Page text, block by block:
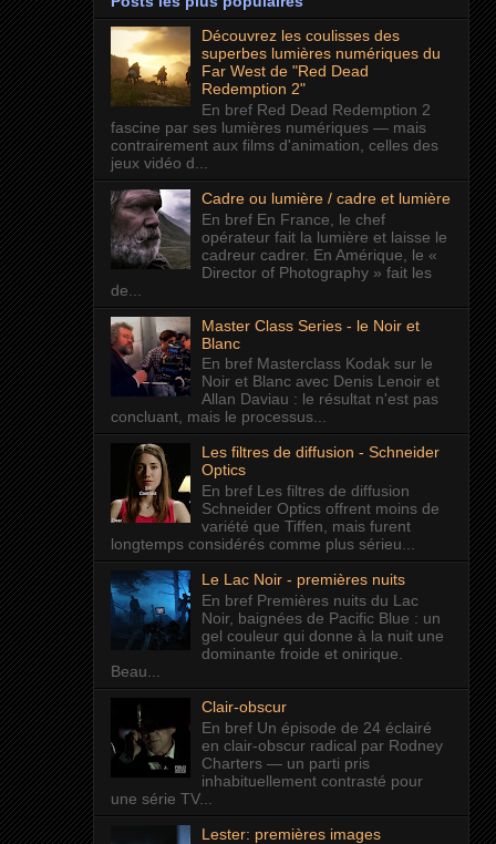
Découvrez les coulisses des
superbes lumières numériques du
Far West de "Red Dead
Redemption 2"
En bref Red Dead Redemption 2
fascine par ses lumières numériques — mais
contrairement aux films d'animation, celles des
jeux vidéo d...
Cadre ou lumière / cadre et lumière
En bref En France, le chef
opérateur fait la lumière et laisse le
cadreur cadrer. En Amérique, le «
Director of Photography » fait les
de...
Master Class Series - le Noir et
Blanc
En bref Masterclass Kodak sur le
Noir et Blanc avec Denis Lenoir et
Allan Daviau : le résultat n'est pas
concluant, mais le processus...
Les filtres de diffusion - Schneider
Optics
En bref Les filtres de diffusion
Schneider Optics offrent moins de
variété que Tiffen, mais furent
longtemps considérés comme plus sérieu...
Le Lac Noir - premières nuits
En bref Premières nuits du Lac
Noir, baignées de Pacific Blue : un
gel couleur qui donne à la nuit une
dominante froide et onirique.
Beau...
Clair-obscur
En bref Un épisode de 24 éclairé
en clair-obscur radical par Rodney
Charters — un parti pris
inhabituellement contrasté pour
une série TV...
Lester: premières images